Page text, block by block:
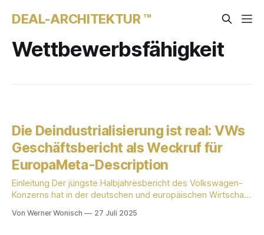
DEAL-ARCHITEKTUR ™
Wettbewerbsfähigkeit
Die Deindustrialisierung ist real: VWs
Geschäftsbericht als Weckruf für
EuropaMeta-Description
Einleitung Der jüngste Halbjahresbericht des Volkswagen-
Konzerns hat in der deutschen und europäischen Wirtschaft
neu entfacht. Die Kernaussage des Berichts, wonach die
Von Werner Wonisch 27 Juli 2025